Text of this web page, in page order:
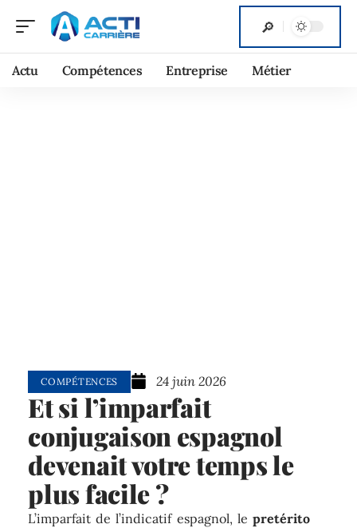
Actu Compétences Entreprise Métier
COMPÉTENCES 24 juin 2026
Et si l’imparfait
conjugaison espagnol
devenait votre temps le
plus facile ?
L’imparfait de l’indicatif espagnol, le pretérito